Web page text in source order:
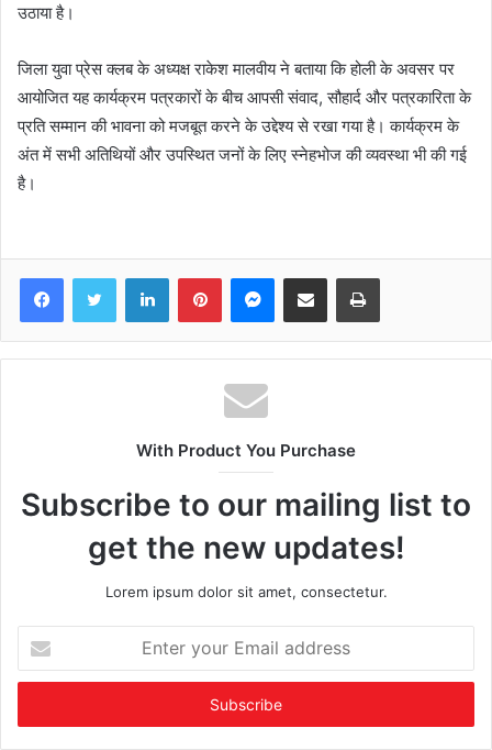
उठाया है।
जिला युवा प्रेस क्लब के अध्यक्ष राकेश मालवीय ने बताया कि होली के अवसर पर
आयोजित यह कार्यक्रम पत्रकारों के बीच आपसी संवाद, सौहार्द और पत्रकारिता के
प्रति सम्मान की भावना को मजबूत करने के उद्देश्य से रखा गया है। कार्यक्रम के
अंत में सभी अतिथियों और उपस्थित जनों के लिए स्नेहभोज की व्यवस्था भी की गई
है।
FacebookTwitter LinkedInPinterestMessenger
Share via Email Print
With Product You Purchase
Subscribe to our mailing list to
get the new updates!
Lorem ipsum dolor sit amet, consectetur.
your
Email